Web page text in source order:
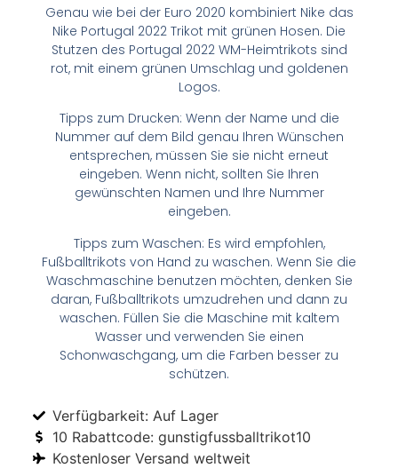
Genau wie bei der Euro 2020 kombiniert Nike das
Nike Portugal 2022 Trikot mit grünen Hosen. Die
Stutzen des Portugal 2022 WM-Heimtrikots sind
rot, mit einem grünen Umschlag und goldenen
Logos.
Tipps zum Drucken: Wenn der Name und die
Nummer auf dem Bild genau Ihren Wünschen
entsprechen, müssen Sie sie nicht erneut
eingeben. Wenn nicht, sollten Sie Ihren
gewünschten Namen und Ihre Nummer
eingeben.
Tipps zum Waschen: Es wird empfohlen,
Fußballtrikots von Hand zu waschen. Wenn Sie die
Waschmaschine benutzen möchten, denken Sie
daran, Fußballtrikots umzudrehen und dann zu
waschen. Füllen Sie die Maschine mit kaltem
Wasser und verwenden Sie einen
Schonwaschgang, um die Farben besser zu
schützen.
Verfügbarkeit: Auf Lager
10 Rabattcode: gunstigfussballtrikot10
Kostenloser Versand weltweit